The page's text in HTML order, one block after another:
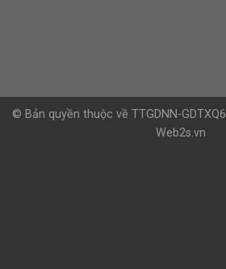
© Bản quyền thuộc về TTGDNN-GDTXQ6
Web2s.vn